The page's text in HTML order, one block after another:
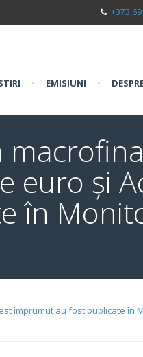
+373
• EMISIUNI •
euro și
în
împrumut au fost publicate în